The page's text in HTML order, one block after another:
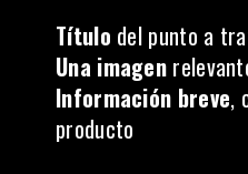
Título del punto a
Una imagen
Información breve,
producto